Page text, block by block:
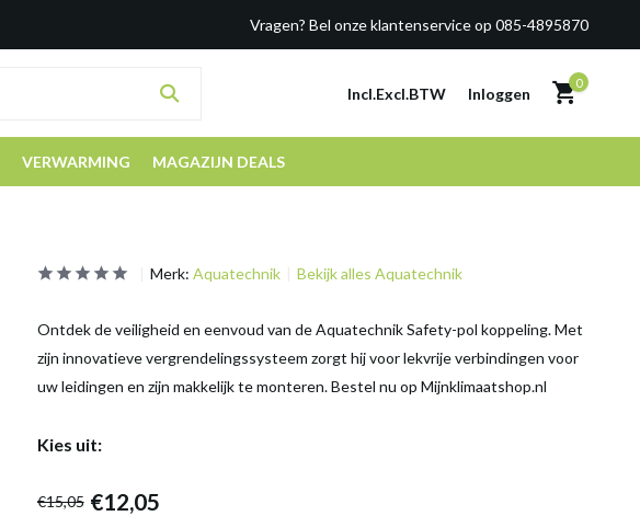
Vragen? Bel onze klantenservice op 085-4895870
Incl.Excl.BTW Inloggen
0
VERWARMING MAGAZIJN DEALS
Merk: Aquatechnik Bekijk alles Aquatechnik
Ontdek de veiligheid en eenvoud van de Aquatechnik Safety-pol koppeling. Met
zijn innovatieve vergrendelingssysteem zorgt hij voor lekvrije verbindingen voor
uw leidingen en zijn makkelijk te monteren. Bestel nu op Mijnklimaatshop.nl
Kies uit:
€15,05 €12,05